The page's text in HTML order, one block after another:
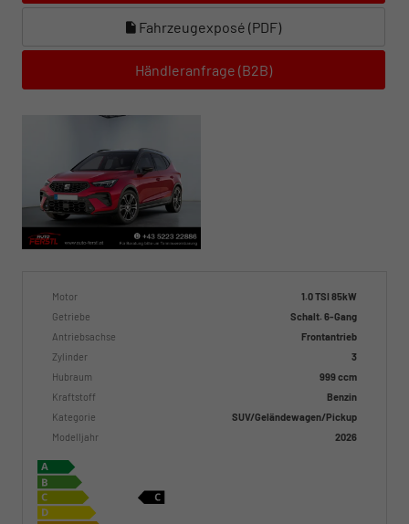
Fahrzeugexposé (PDF)
Händleranfrage (B2B)
Motor
1.0 TSI 85kW
Getriebe
Schalt. 6-Gang
Antriebsachse
Frontantrieb
Zylinder
3
Hubraum
999 ccm
Kraftstoff
Benzin
Kategorie
SUV/Geländewagen/Pickup
Modelljahr
2026